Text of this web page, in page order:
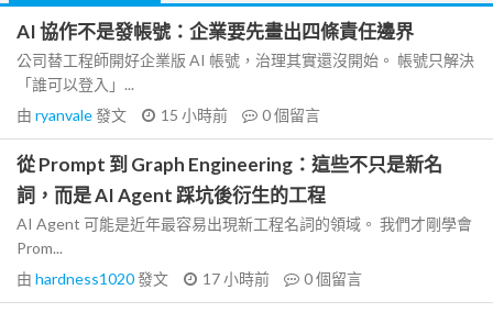
AI 協作不是發帳號：企業要先畫出四條責任邊界
公司替工程師開好企業版 AI 帳號，治理其實還沒開始。 帳號只解決
「誰可以登入」...
由 ryanvale發文 15 小時前 0個留言
從 Prompt 到 Graph Engineering：這些不只是新名
詞，而是 AI Agent 踩坑後衍生的工程
AI Agent 可能是近年最容易出現新工程名詞的領域。 我們才剛學會
Prom...
由 hardness1020發文 17 小時前 0個留言